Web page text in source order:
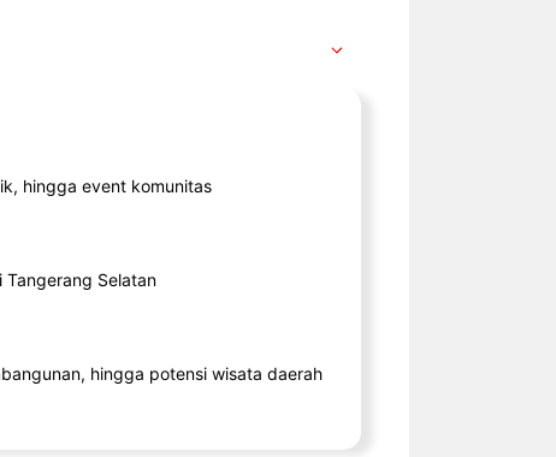
hingga event komunitas
Selatan
hingga potensi wisata daerah